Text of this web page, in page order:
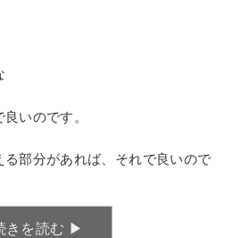
いのです。
る部分があれば、それで良いので
きを読む ▶︎